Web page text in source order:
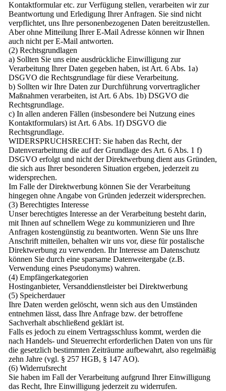
Kontaktformular etc. zur Verfügung stellen, verarbeiten wir zur
Beantwortung und Erledigung Ihrer Anfragen. Sie sind nicht
verpflichtet, uns Ihre personenbezogenen Daten bereitzustellen.
Aber ohne Mitteilung Ihrer E-Mail Adresse können wir Ihnen
auch nicht per E-Mail antworten.
(2) Rechtsgrundlagen
a) Sollten Sie uns eine ausdrückliche Einwilligung zur
Verarbeitung Ihrer Daten gegeben haben, ist Art. 6 Abs. 1a)
DSGVO die Rechtsgrundlage für diese Verarbeitung.
b) Sollten wir Ihre Daten zur Durchführung vorvertraglicher
Maßnahmen verarbeiten, ist Art. 6 Abs. 1b) DSGVO die
Rechtsgrundlage.
c) In allen anderen Fällen (insbesondere bei Nutzung eines
Kontaktformulars) ist Art. 6 Abs. 1f) DSGVO die
Rechtsgrundlage.
WIDERSPRUCHSRECHT: Sie haben das Recht, der
Datenverarbeitung die auf der Grundlage des Art. 6 Abs. 1 f)
DSGVO erfolgt und nicht der Direktwerbung dient aus Gründen,
die sich aus Ihrer besonderen Situation ergeben, jederzeit zu
widersprechen.
Im Falle der Direktwerbung können Sie der Verarbeitung
hingegen ohne Angabe von Gründen jederzeit widersprechen.
(3) Berechtigtes Interesse
Unser berechtigtes Interesse an der Verarbeitung besteht darin,
mit Ihnen auf schnellem Wege zu kommunizieren und Ihre
Anfragen kostengünstig zu beantworten. Wenn Sie uns Ihre
Anschrift mitteilen, behalten wir uns vor, diese für postalische
Direktwerbung zu verwenden. Ihr Interesse am Datenschutz
können Sie durch eine sparsame Datenweitergabe (z.B.
Verwendung eines Pseudonyms) wahren.
(4) Empfängerkategorien
Hostinganbieter, Versanddienstleister bei Direktwerbung
(5) Speicherdauer
Ihre Daten werden gelöscht, wenn sich aus den Umständen
entnehmen lässt, dass Ihre Anfrage bzw. der betroffene
Sachverhalt abschließend geklärt ist.
Falls es jedoch zu einem Vertragsschluss kommt, werden die
nach Handels- und Steuerrecht erforderlichen Daten von uns für
die gesetzlich bestimmten Zeiträume aufbewahrt, also regelmäßig
zehn Jahre (vgl. § 257 HGB, § 147 AO).
(6) Widerrufsrecht
Sie haben im Fall der Verarbeitung aufgrund Ihrer Einwilligung
das Recht, Ihre Einwilligung jederzeit zu widerrufen.